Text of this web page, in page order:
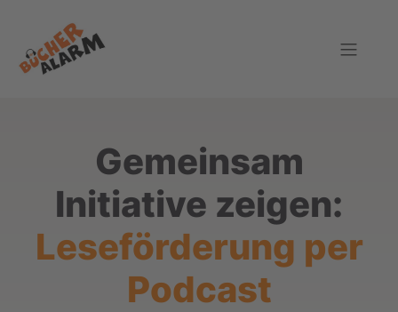
Hauptnavigation
springen
springen
Fußzeile
springen
Gemeinsam
Initiative zeigen:
Leseförderung per
Podcast